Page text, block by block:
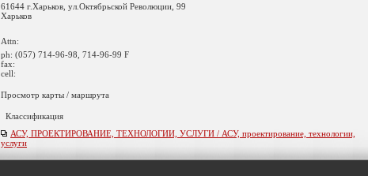
61644 г.Харьков, ул.Октябрьской Революции, 99
Харьков
Attn:
ph: (057) 714-96-98, 714-96-99 F
fax:
cell:
Просмотр карты / маршрута
Классификация
АСУ, ПРОЕКТИРОВАНИЕ, ТЕХНОЛОГИИ, УСЛУГИ / АСУ, проектирование, технологии,
услуги